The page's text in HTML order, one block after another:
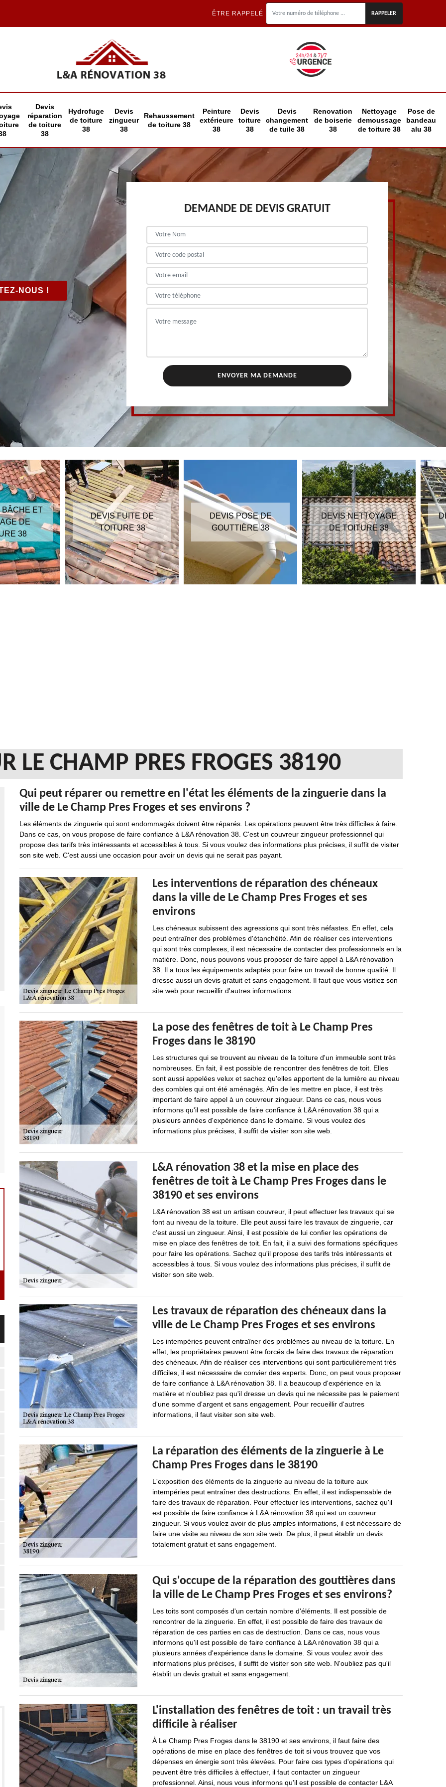
ÊTRE RAPPELÉ
Devis
réparation
de toiture
38
Hydrofuge
de toiture
38
Devis
zingueur
38
Rehaussement
de toiture 38
Peinture
extérieure
38
Devis
toiture
38
Devis
changement
de tuile 38
Renovation
de boiserie
38
Nettoyage
demoussage
de toiture 38
Pose de
bandeau
alu 38
NOUS !
DEMANDE DE DEVIS GRATUIT
BÂCHE ET
DE
38
DEVIS FUITE DE
TOITURE 38
DEVIS POSE DE
GOUTTIÈRE 38
DEVIS NETTOYAGE
DE TOITURE 38
LE CHAMP PRES FROGES 38190
Qui peut réparer ou remettre en l'état les éléments de la zinguerie dans la
ville de Le Champ Pres Froges et ses environs ?
Les éléments de zinguerie qui sont endommagés doivent être réparés. Les opérations peuvent être très difficiles à faire.
Dans ce cas, on vous propose de faire confiance à L&A rénovation 38. C'est un couvreur zingueur professionnel qui
propose des tarifs très intéressants et accessibles à tous. Si vous voulez des informations plus précises, il suffit de visiter
son site web. C'est aussi une occasion pour avoir un devis qui ne serait pas payant.
Les interventions de réparation des chéneaux
dans la ville de Le Champ Pres Froges et ses
environs
Les chéneaux subissent des agressions qui sont très néfastes. En effet, cela
peut entraîner des problèmes d'étanchéité. Afin de réaliser ces interventions
qui sont très complexes, il est nécessaire de contacter des professionnels en la
matière. Donc, nous pouvons vous proposer de faire appel à L&A rénovation
38. Il a tous les équipements adaptés pour faire un travail de bonne qualité. Il
dresse aussi un devis gratuit et sans engagement. Il faut que vous visitiez son
site web pour recueillir d'autres informations.
La pose des fenêtres de toit à Le Champ Pres
Froges dans le 38190
Les structures qui se trouvent au niveau de la toiture d'un immeuble sont très
nombreuses. En fait, il est possible de rencontrer des fenêtres de toit. Elles
sont aussi appelées velux et sachez qu'elles apportent de la lumière au niveau
des combles qui ont été aménagés. Afin de les mettre en place, il est très
important de faire appel à un couvreur zingueur. Dans ce cas, nous vous
informons qu'il est possible de faire confiance à L&A rénovation 38 qui a
plusieurs années d'expérience dans le domaine. Si vous voulez des
informations plus précises, il suffit de visiter son site web.
L&A rénovation 38 et la mise en place des
fenêtres de toit à Le Champ Pres Froges dans le
38190 et ses environs
L&A rénovation 38 est un artisan couvreur, il peut effectuer les travaux qui se
font au niveau de la toiture. Elle peut aussi faire les travaux de zinguerie, car
c'est aussi un zingueur. Ainsi, il est possible de lui confier les opérations de
mise en place des fenêtres de toit. En fait, il a suivi des formations spécifiques
pour faire les opérations. Sachez qu'il propose des tarifs très intéressants et
accessibles à tous. Si vous voulez des informations plus précises, il suffit de
visiter son site web.
Les travaux de réparation des chéneaux dans la
ville de Le Champ Pres Froges et ses environs
Les intempéries peuvent entraîner des problèmes au niveau de la toiture. En
effet, les propriétaires peuvent être forcés de faire des travaux de réparation
des chéneaux. Afin de réaliser ces interventions qui sont particulièrement très
difficiles, il est nécessaire de convier des experts. Donc, on peut vous proposer
de faire confiance à L&A rénovation 38. Il a beaucoup d'expérience en la
matière et n'oubliez pas qu'il dresse un devis qui ne nécessite pas le paiement
d'une somme d'argent et sans engagement. Pour recueillir d'autres
informations, il faut visiter son site web.
La réparation des éléments de la zinguerie à Le
Champ Pres Froges dans le 38190
L'exposition des éléments de la zinguerie au niveau de la toiture aux
intempéries peut entraîner des destructions. En effet, il est indispensable de
faire des travaux de réparation. Pour effectuer les interventions, sachez qu'il
est possible de faire confiance à L&A rénovation 38 qui est un couvreur
zingueur. Si vous voulez avoir de plus amples informations, il est nécessaire de
faire une visite au niveau de son site web. De plus, il peut établir un devis
totalement gratuit et sans engagement.
Qui s'occupe de la réparation des gouttières dans
la ville de Le Champ Pres Froges et ses environs?
Les toits sont composés d'un certain nombre d'éléments. Il est possible de
rencontrer de la zinguerie. En effet, il est possible de faire des travaux de
réparation de ces parties en cas de destruction. Dans ce cas, nous vous
informons qu'il est possible de faire confiance à L&A rénovation 38 qui a
plusieurs années d'expérience dans le domaine. Si vous voulez avoir des
informations plus précises, il suffit de visiter son site web. N'oubliez pas qu'il
établit un devis gratuit et sans engagement.
L'installation des fenêtres de toit : un travail très
difficile à réaliser
À Le Champ Pres Froges dans le 38190 et ses environs, il faut faire des
opérations de mise en place des fenêtres de toit si vous trouvez que vos
dépenses en énergie sont très élevées. Pour faire ces types d'opérations qui
peuvent être très difficiles à effectuer, il faut contacter un zingueur
professionnel. Ainsi, nous vous informons qu'il est possible de contacter L&A